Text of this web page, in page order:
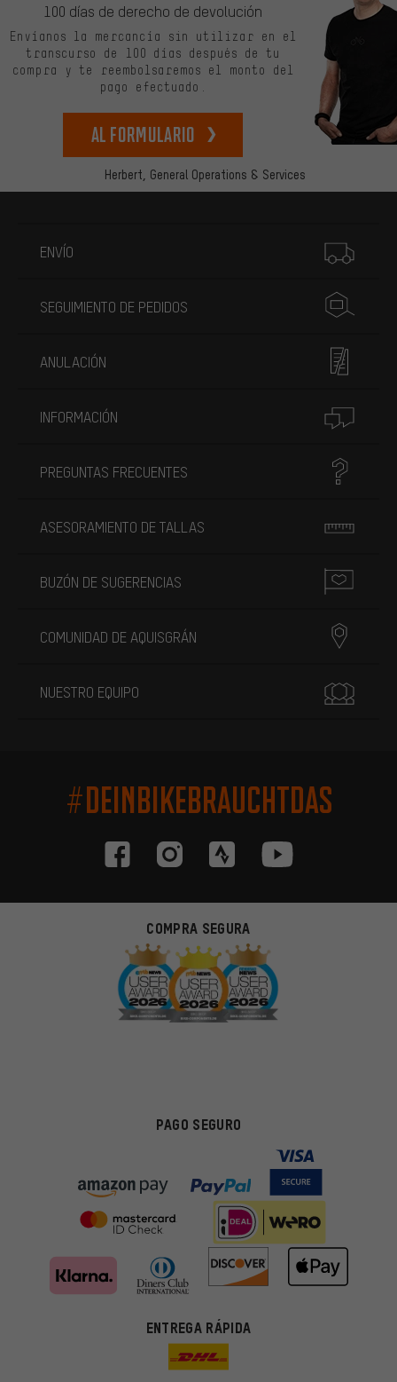
Herbert, General Operations & Services
100 días de derecho de devolución
Envíanos la mercancía sin utilizar en el
transcurso de 100 días después de tu
compra y te reembolsaremos el monto del
pago efectuado.
Al formulario
ENVÍO
SEGUIMIENTO DE PEDIDOS
ANULACIÓN
INFORMACIÓN
PREGUNTAS FRECUENTES
ASESORAMIENTO DE TALLAS
BUZÓN DE SUGERENCIAS
COMUNIDAD DE AQUISGRÁN
NUESTRO EQUIPO
#DEINBIKEBRAUCHTDAS
COMPRA SEGURA
PAGO SEGURO
ENTREGA RÁPIDA